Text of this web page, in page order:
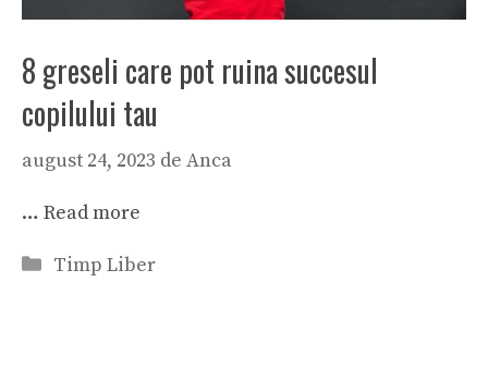
8 greseli care pot ruina succesul
copilului tau
august 24, 2023 de Anca
… Read more
Categorii
Timp Liber